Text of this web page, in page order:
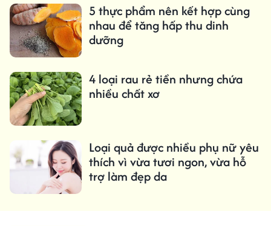
5 thực phẩm nên kết hợp cùng
nhau để tăng hấp thu dinh
dưỡng
4 loại rau rẻ tiền nhưng chứa
nhiều chất xơ
Loại quả được nhiều phụ nữ yêu
thích vì vừa tươi ngon, vừa hỗ
trợ làm đẹp da